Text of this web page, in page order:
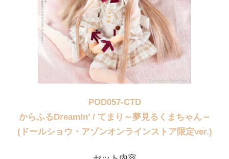
POD057-CTD
からふるDreamin’ / てまり～夢見るくまちゃん～
(ドールショウ・アゾンオンラインストア限定ver.)